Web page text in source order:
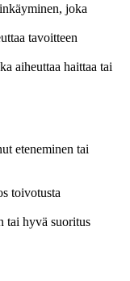
joka
tavoitteen
aiheuttaa haittaa tai
eteneminen tai
toivotusta
tai hyvä suoritus